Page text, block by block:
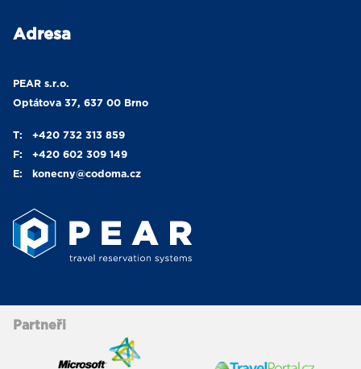
Adresa
PEAR s.r.o.
Optátova 37, 637 00 Brno
T:
+420 732 313 859
F:
+420 602 309 149
E:
konecny@codoma.cz
Partneři